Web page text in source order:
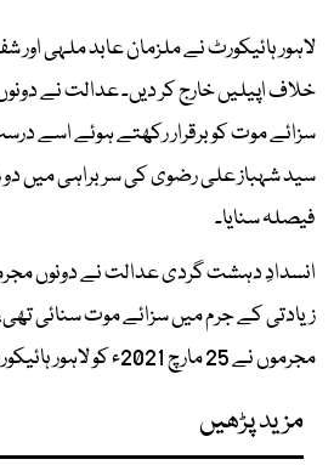
لاہور ہائیکورٹ نے ملزمان عابد ملہی
خلاف اپیلیں خارج کر دیں۔ عدالت نے
سزائے موت کو برقرار رکھتے ہوئے اسے
سید شہباز علی رضوی کی سربراہی میں دو
فیصلہ سنایا۔
زیادتی کے جرم میں سزائے موت سنائی
مجرموں نے 25 مارچ 2021ء کو لاہور ہائیکورٹ سے رجوع کیا تھا۔
مزید پڑھیں